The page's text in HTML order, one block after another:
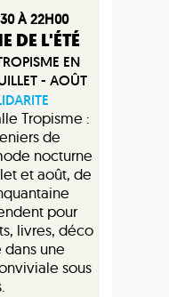
À 22H00
DE L'ÉTÉ
EN
- AOÛT
Tropisme :
de
nocturne
et août, de
pour
livres, déco
une
sous